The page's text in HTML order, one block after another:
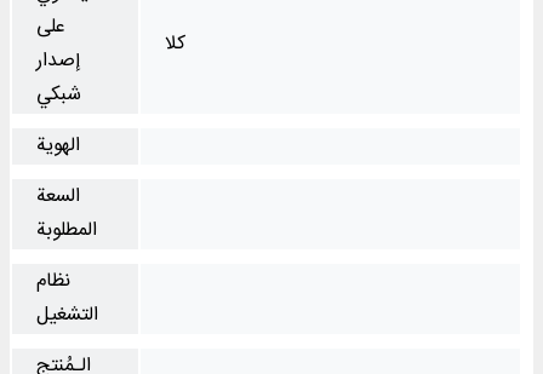
على
إصدار
شبكي
كلا
الهوية
السعة
المطلوبة
نظام
التشغیل
الـمُنتج